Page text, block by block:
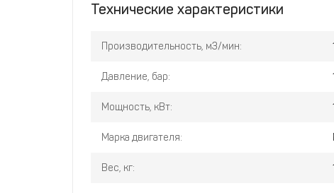
Технические характеристики
Производительность, м3/мин:
Давление, бар:
Мощность, кВт:
Марка двигателя:
Вес, кг: